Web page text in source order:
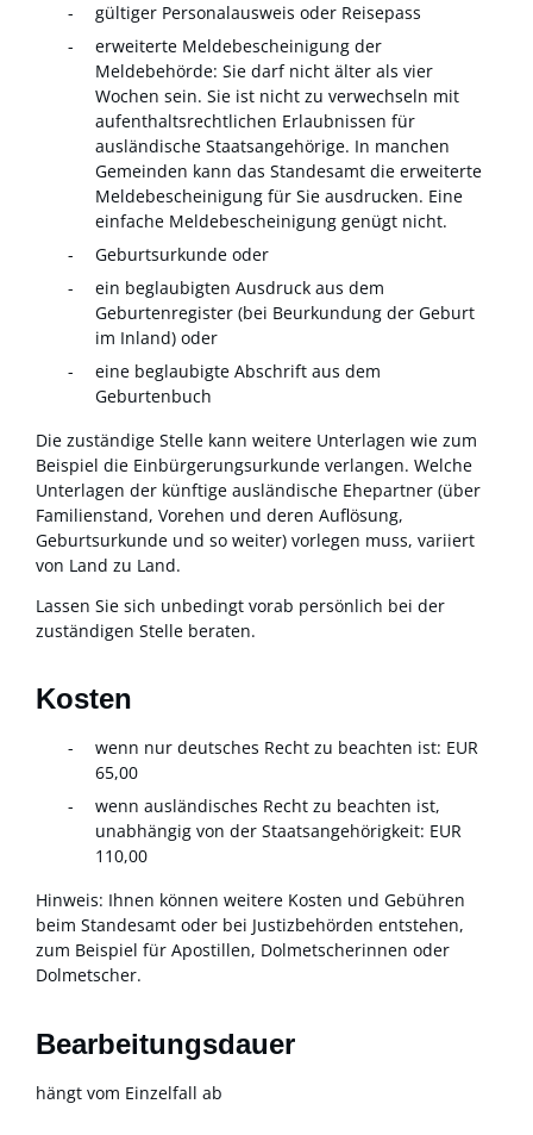
gültiger Personalausweis oder Reisepass
erweiterte Meldebescheinigung der
Meldebehörde: Sie darf nicht älter als vier
Wochen sein. Sie ist nicht zu verwechseln mit
aufenthaltsrechtlichen Erlaubnissen für
ausländische Staatsangehörige. In manchen
Gemeinden kann das Standesamt die erweiterte
Meldebescheinigung für Sie ausdrucken. Eine
einfache Meldebescheinigung genügt nicht.
Geburtsurkunde oder
ein beglaubigten Ausdruck aus dem
Geburtenregister (bei Beurkundung der Geburt
im Inland) oder
eine beglaubigte Abschrift aus dem
Geburtenbuch
Die zuständige Stelle kann weitere Unterlagen wie zum
Beispiel die Einbürgerungsurkunde verlangen. Welche
Unterlagen der künftige ausländische Ehepartner (über
Familienstand, Vorehen und deren Auflösung,
Geburtsurkunde und so weiter) vorlegen muss, variiert
von Land zu Land.
Lassen Sie sich unbedingt vorab persönlich bei der
zuständigen Stelle beraten.
Kosten
wenn nur deutsches Recht zu beachten ist: EUR
65,00
wenn ausländisches Recht zu beachten ist,
unabhängig von der Staatsangehörigkeit: EUR
110,00
Hinweis: Ihnen können weitere Kosten und Gebühren
beim Standesamt oder bei Justizbehörden entstehen,
zum Beispiel für Apostillen, Dolmetscherinnen oder
Dolmetscher.
Bearbeitungsdauer
hängt vom Einzelfall ab